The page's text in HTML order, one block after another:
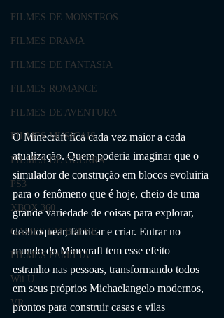
FILMES DE MONSTROS
FILMES DRAMA
FILMES DE FANTASIA
FILMES ROMANCE
FILMES DE AVENTURA
FILMES MUSICAIS
FILMES DE GUERRA
PS3
XBOX 360
GAMES EM BREVE
FILMES FAMÍLIA
Wii U
VR
O Minecraft fica cada vez maior a cada
atualização. Quem poderia imaginar que o
simulador de construção em blocos evoluiria
para o fenômeno que é hoje, cheio de uma
grande variedade de coisas para explorar,
desbloquear, fabricar e criar. Entrar no
mundo do Minecraft tem esse efeito
estranho nas pessoas, transformando todos
em seus próprios Michaelangelo modernos,
prontos para construir casas e vilas